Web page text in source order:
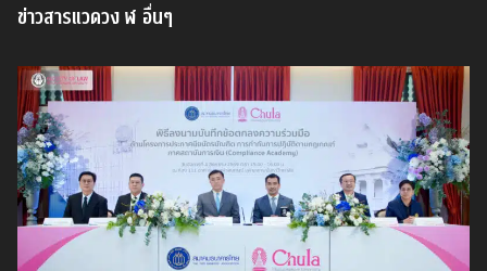
ข่าวสารแวดวง ฬ อื่นๆ